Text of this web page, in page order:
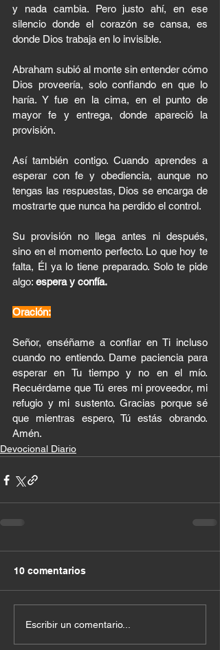
y nada cambia. Pero justo ahí, en ese
silencio donde el corazón se cansa, es
donde Dios trabaja en lo invisible.
Abraham subió al monte sin entender cómo
Dios proveería, solo confiando en que lo
haría. Y fue en la cima, en el punto de
mayor fe y entrega, donde apareció la
provisión.
Así también contigo. Cuando aprendes a
esperar con fe y obediencia, aunque no
tengas las respuestas, Dios se encarga de
mostrarte que nunca ha perdido el control.
Su provisión no llega antes ni después,
sino en el momento perfecto. Lo que hoy te
falta, Él ya lo tiene preparado. Solo te pide
algo: espera y confía.
Oración:
Señor, enséñame a confiar en Ti incluso
cuando no entiendo. Dame paciencia para
esperar en Tu tiempo y no en el mío.
Recuérdame que Tú eres mi proveedor, mi
refugio y mi sustento. Gracias porque sé
que mientras espero, Tú estás obrando.
Amén.
Devocional Diario
10 comentarios
Escribir un comentario...